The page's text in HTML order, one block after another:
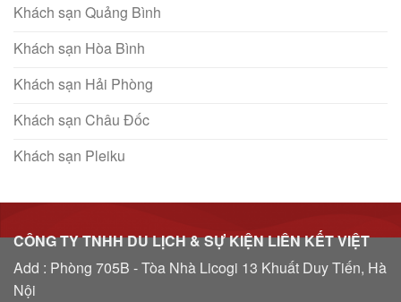
Khách sạn Quảng Bình
Khách sạn Hòa Bình
Khách sạn Hải Phòng
Khách sạn Châu Đốc
Khách sạn Pleiku
CÔNG TY TNHH DU LỊCH & SỰ KIỆN LIÊN KẾT VIỆT
Add : Phòng 705B - Tòa Nhà Licogi 13 Khuất Duy Tiến, Hà
Nội